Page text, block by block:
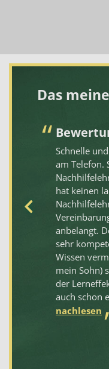
Das
Schnelle
am Telefon.
hat keinen
anbelangt.
sehr
Wissen
mein Sohn)
der
auch schon
nachlesen